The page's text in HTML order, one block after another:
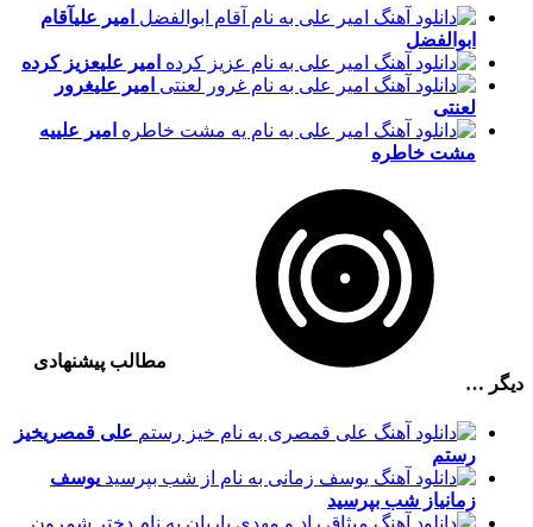
امیر علیآقام
ابوالفضل
امیر علیعزیز کرده
امیر علیغرور
لعنتی
امیر علییه
مشت خاطره
مطالب پیشنهادی
دیگر …
علی قمصریخیز
رستم
یوسف
زمانیاز شب بپرسید